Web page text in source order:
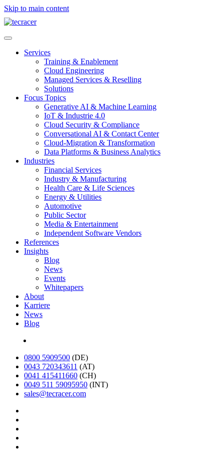
Skip to main content
Services
Training & Enablement
Cloud Engineering
Managed Services & Reselling
Solutions
Focus Topics
Generative AI & Machine Learning
IoT & Industrie 4.0
Cloud Security & Compliance
Conversational AI & Contact Center
Cloud-Migration & Transformation
Data Platforms & Business Analytics
Industries
Financial Services
Industry & Manufacturing
Health Care & Life Sciences
Energy & Utilities
Automotive
Public Sector
Media & Entertainment
Independent Software Vendors
References
Insights
Blog
News
Events
Whitepapers
About
Karriere
News
Blog
0800 5909500 (DE)
0043 720343611 (AT)
0041 415411660 (CH)
0049 511 59095950 (INT)
sales@tecracer.com